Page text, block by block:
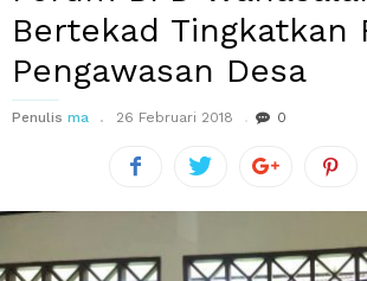
Bertekad Tingkatkan
Pengawasan Desa
Penulis ma 26 Februari 2018 0